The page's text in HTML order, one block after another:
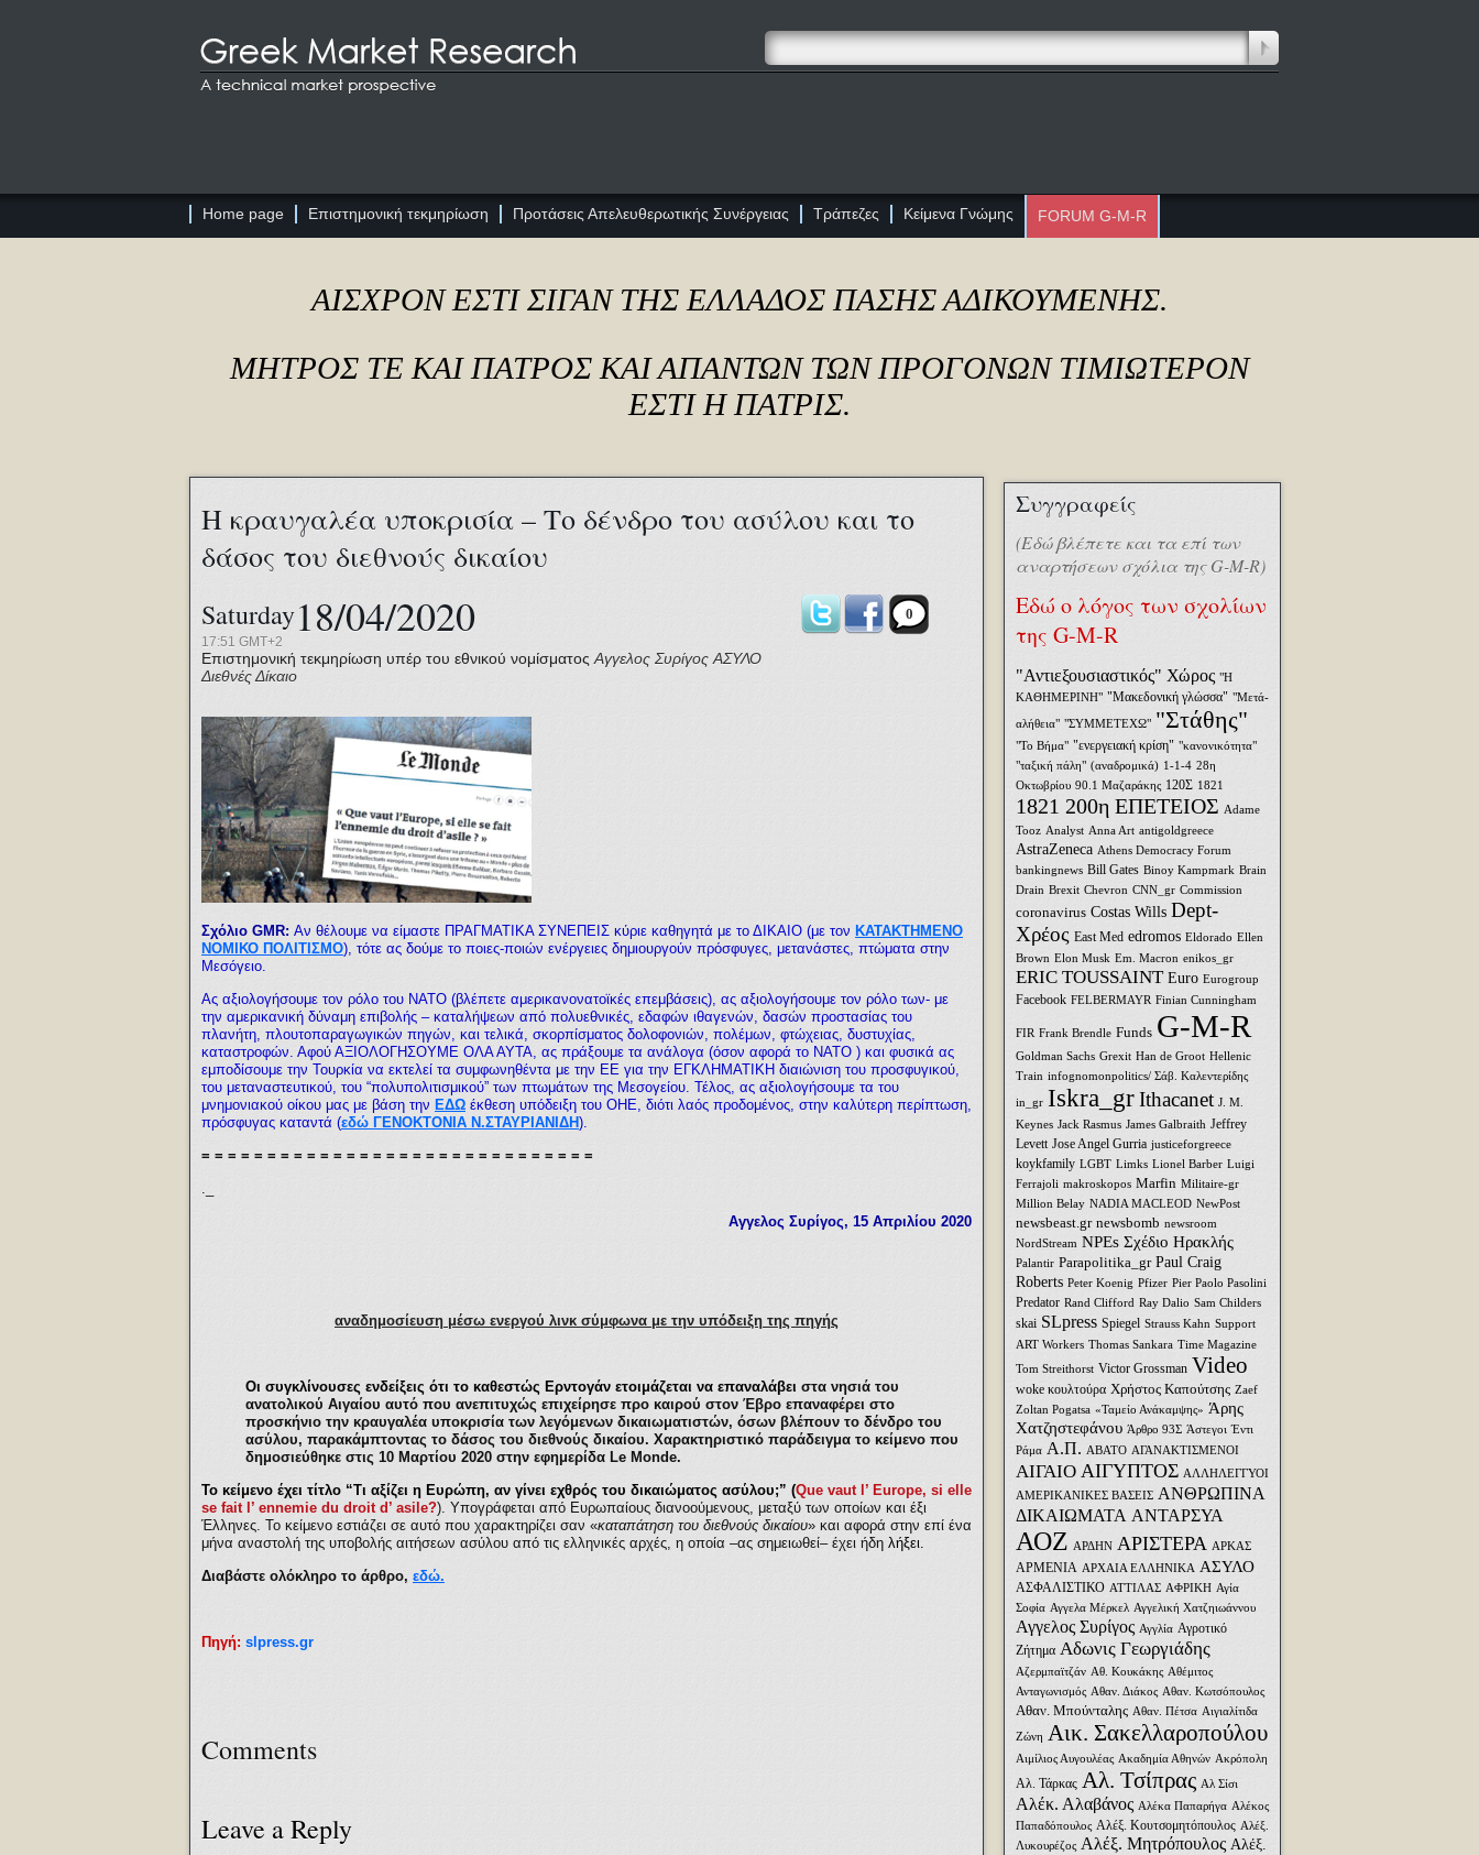
Home page Επιστημονική τεκμηρίωση Προτάσεις Απελευθερωτικής Συνέργειας Τράπεζες Κείμενα Γνώμης FORUM G-M-R
ΑΙΣΧΡΟΝ ΕΣΤΙ ΣΙΓΑΝ ΤΗΣ ΕΛΛΑΔΟΣ ΠΑΣΗΣ ΑΔΙΚΟΥΜΕΝΗΣ.
ΜΗΤΡΟΣ ΤΕ ΚΑΙ ΠΑΤΡΟΣ ΚΑΙ ΑΠΑΝΤΩΝ ΤΩΝ ΠΡΟΓΟΝΩΝ ΤΙΜΙΩΤΕΡΟΝ
ΕΣΤΙ Η ΠΑΤΡΙΣ.
Η κραυγαλέα υποκρισία – Το δένδρο του ασύλου και το
δάσος του διεθνούς δικαίου
Saturday18/04/2020
17:51 GMT+2
Επιστημονική τεκμηρίωση υπέρ του εθνικού νομίσματος Αγγελος Συρίγος ΑΣΥΛΟ
Διεθνές Δίκαιο
0
Σχόλιο GMR: Αν θέλουμε να είμαστε ΠΡΑΓΜΑΤΙΚΑ ΣΥΝΕΠΕΙΣ κύριε καθηγητά με το ΔΙΚΑΙΟ (με τον ΚΑΤΑΚΤΗΜΕΝΟ
ΝΟΜΙΚΟ ΠΟΛΙΤΙΣΜΟ), τότε ας δούμε το ποιες-ποιών ενέργειες δημιουργούν πρόσφυγες, μετανάστες, πτώματα στην
Μεσόγειο.
Ας αξιολογήσουμε τον ρόλο του ΝΑΤΟ (βλέπετε αμερικανονατοϊκές επεμβάσεις), ας αξιολογήσουμε τον ρόλο των- με
την αμερικανική δύναμη επιβολής – καταλήψεων από πολυεθνικές, εδαφών ιθαγενών, δασών προστασίας του
πλανήτη, πλουτοπαραγωγικών πηγών, και τελικά, σκορπίσματος δολοφονιών, πολέμων, φτώχειας, δυστυχίας,
καταστροφών. Αφού ΑΞΙΟΛΟΓΗΣΟΥΜΕ ΟΛΑ ΑΥΤΑ, ας πράξουμε τα ανάλογα (όσον αφορά το ΝΑΤΟ ) και φυσικά ας
εμποδίσουμε την Τουρκία να εκτελεί τα συμφωνηθέντα με την ΕΕ για την ΕΓΚΛΗΜΑΤΙΚΗ διαιώνιση του προσφυγικού,
του μεταναστευτικού, του “πολυπολιτισμικού” των πτωμάτων της Μεσογείου. Τέλος, ας αξιολογήσουμε τα του
μνημονιακού οίκου μας με βάση την ΕΔΩ έκθεση υπόδειξη του ΟΗΕ, διότι λαός προδομένος, στην καλύτερη περίπτωση,
πρόσφυγας καταντά (εδώ ΓΕΝΟΚΤΟΝΙΑ Ν.ΣΤΑΥΡΙΑΝΙΔΗ).
= = = = = = = = = = = = = = = = = = = = = = = = = = = = = =
._
Αγγελος Συρίγος, 15 Απριλίου 2020
αναδημοσίευση μέσω ενεργού λινκ σύμφωνα με την υπόδειξη της πηγής
Οι συγκλίνουσες ενδείξεις ότι το καθεστώς Ερντογάν ετοιμάζεται να επαναλάβει στα νησιά του
ανατολικού Αιγαίου αυτό που ανεπιτυχώς επιχείρησε προ καιρού στον Έβρο επαναφέρει στο
προσκήνιο την κραυγαλέα υποκρισία των λεγόμενων δικαιωματιστών, όσων βλέπουν το δένδρο του
ασύλου, παρακάμπτοντας το δάσος του διεθνούς δικαίου. Χαρακτηριστικό παράδειγμα το κείμενο που
δημοσιεύθηκε στις 10 Μαρτίου 2020 στην εφημερίδα Le Monde.
Το κείμενο έχει τίτλο “Τι αξίζει η Ευρώπη, αν γίνει εχθρός του δικαιώματος ασύλου;” (Que vaut l’ Europe, si elle
se fait l’ ennemie du droit d’ asile?). Υπογράφεται από Ευρωπαίους διανοούμενους, μεταξύ των οποίων και έξι
Έλληνες. Το κείμενο εστιάζει σε αυτό που χαρακτηρίζει σαν «καταπάτηση του διεθνούς δικαίου» και αφορά στην επί ένα
μήνα αναστολή της υποβολής αιτήσεων ασύλου από τις ελληνικές αρχές, η οποία –ας σημειωθεί– έχει ήδη λήξει.
Διαβάστε ολόκληρο το άρθρο, εδώ.
Πηγή: slpress.gr
Comments
Leave a Reply
Συγγραφείς
(Εδώ βλέπετε και τα επί των
αναρτήσεων σχόλια της G-M-R)
Εδώ ο λόγος των σχολίων
της G-M-R
"Αντιεξουσιαστικός" Χώρος "Η
ΚΑΘΗΜΕΡΙΝΗ" "Μακεδονική γλώσσα" "Μετά-
αλήθεια" "ΣΥΜΜΕΤΕΧΩ" "Στάθης"
"Το Βήμα" "ενεργειακή κρίση" "κανονικότητα"
"ταξική πάλη" (αναδρομικά) 1-1-4 28η
Οκτωβρίου 90.1 Μαζαράκης 120Σ 1821
1821 200η ΕΠΕΤΕΙΟΣ Adame
Tooz Analyst Anna Art antigoldgreece
AstraZeneca Athens Democracy Forum
bankingnews Bill Gates Binoy Kampmark Brain
Drain Brexit Chevron CNN_gr Commission
coronavirus Costas Wills Dept-
Χρέος East Med edromos Eldorado Ellen
Brown Elon Musk Em. Macron enikos_gr
ERIC TOUSSAINT Euro Eurogroup
Facebook FELBERMAYR Finian Cunningham
FIR Frank Brendle Funds G-M-R
Goldman Sachs Grexit Han de Groot Hellenic
Train infognomonpolitics/ Σάβ. Καλεντερίδης
in_gr Iskra_grIthacanet J. M.
Keynes Jack Rasmus James Galbraith Jeffrey
Levett Jose Angel Gurria justiceforgreece
koykfamily LGBT Limks Lionel Barber Luigi
Ferrajoli makroskopos Marfin Militaire-gr
Million Belay NADIA MACLEOD NewPost
newsbeast.gr newsbomb newsroom
NordStream NPEs Σχέδιο Ηρακλής
Palantir Parapolitika_gr Paul Craig
Roberts Peter Koenig Pfizer Pier Paolo Pasolini
Predator Rand Clifford Ray Dalio Sam Childers
skai SLpress Spiegel Strauss Kahn Support
ART Workers Thomas Sankara Time Magazine
Tom Streithorst Victor Grossman Video
woke κουλτούρα Xρήστος Καπούτσης Zaef
Zoltan Pogatsa «Ταμείο Ανάκαμψης» Άρης
Χατζηστεφάνου Άρθρο 93Σ Άστεγοι Έντι
Ράμα Α.Π. ΑΒΑΤΟ ΑΓΑΝΑΚΤΙΣΜΕΝΟΙ
ΑΙΓΑΙΟ ΑΙΓΥΠΤΟΣ ΑΛΛΗΛΕΓΓΥΟΙ
ΑΜΕΡΙΚΑΝΙΚΕΣ ΒΑΣΕΙΣ ΑΝΘΡΩΠΙΝΑ
ΔΙΚΑΙΩΜΑΤΑ ΑΝΤΑΡΣΥΑ
ΑΟΖ ΑΡΔΗΝ ΑΡΙΣΤΕΡΑ ΑΡΚΑΣ
ΑΡΜΕΝΙΑ ΑΡΧΑΙΑ ΕΛΛΗΝΙΚΑ ΑΣΥΛΟ
ΑΣΦΑΛΙΣΤΙΚΟ ΑΤΤΙΛΑΣ ΑΦΡΙΚΗ Αγία
Σοφία Αγγελα Μέρκελ Αγγελική Χατζηιωάννου
Αγγελος Συρίγος Αγγλία Αγροτικό
Ζήτημα Αδωνις Γεωργιάδης
Αζερμπαϊτζάν Αθ. Κουκάκης Αθέμιτος
Ανταγωνισμός Αθαν. Διάκος Αθαν. Κωτσόπουλος
Αθαν. Μπούνταλης Αθαν. Πέτσα Αιγιαλίτιδα
Ζώνη Αικ. Σακελλαροπούλου
Αιμίλιος Αυγουλέας Ακαδημία Αθηνών Ακρόπολη
Αλ. Τάρκας Αλ. Τσίπρας Αλ Σίσι
Αλέκ. Αλαβάνος Αλέκα Παπαρήγα Αλέκος
Παπαδόπουλος Αλέξ. Κουτσομητόπουλος Αλέξ.
Λυκουρέζος Αλέξ. Μητρόπουλος Αλέξ.